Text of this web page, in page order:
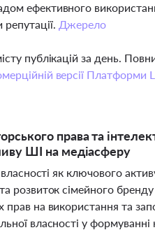
ефективного
Джерело
публікацій за день.
версії Платформи
права та
ШІ на медіасферу
як ключового
розвиток сімейного
на використання та
власності у